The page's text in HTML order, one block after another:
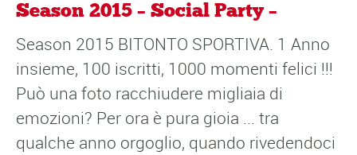
Season 2015 – Social Party –
Season 2015 BITONTO SPORTIVA. 1 Anno
insieme, 100 iscritti, 1000 momenti felici !!!
Può una foto racchiudere migliaia di
emozioni? Per ora è pura gioia ... tra
qualche anno orgoglio, quando rivedendoci